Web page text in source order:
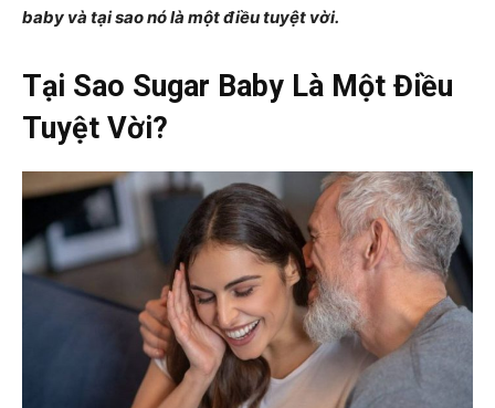
baby và tại sao nó là một điều tuyệt vời.
Tại Sao Sugar Baby Là Một Điều
Tuyệt Vời?